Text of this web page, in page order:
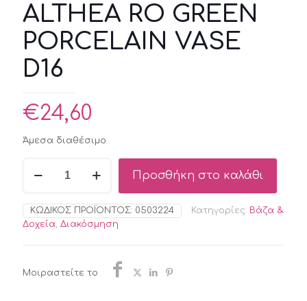
ALTHEA RO GREEN
PORCELAIN VASE
D16
€24,60
Άμεσα διαθέσιμο
RO
PORCELAIN
VASE
D16
Προσθήκη στο καλάθι
ΚΩΔΙΚΌΣ ΠΡΟΪΌΝΤΟΣ: 0503224 Κατηγορίες: Βάζα &
Δοχεία, Διακόσμηση
Μοιραστείτε το